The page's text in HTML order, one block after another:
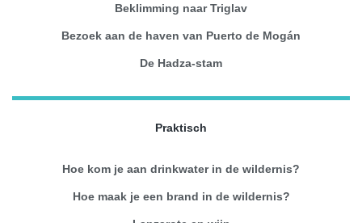
Beklimming naar Triglav
Bezoek aan de haven van Puerto de Mogán
De Hadza-stam
Praktisch
Hoe kom je aan drinkwater in de wildernis?
Hoe maak je een brand in de wildernis?